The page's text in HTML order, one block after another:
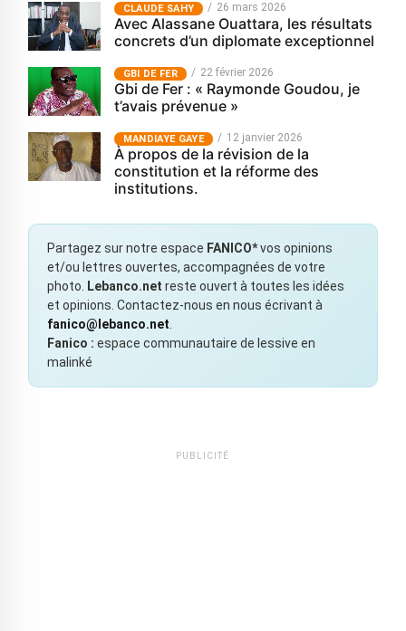
CLAUDE SAHY 26 mars 2026
Avec Alassane Ouattara, les résultats
concrets d’un diplomate exceptionnel
GBI DE FER 22 février 2026
Gbi de Fer : « Raymonde Goudou, je
t’avais prévenue »
MANDIAYE GAYE 12 janvier 2026
À propos de la révision de la
constitution et la réforme des
institutions.
Partagez sur notre espace FANICO*vos opinions
et/ou lettres ouvertes, accompagnées de votre
photo.
Lebanco.net reste ouvert à toutes les idées
et opinions. Contactez-nous en nous écrivant à
fanico@lebanco.net
Fanico : espace communautaire de lessive en
malinké
PUBLICITÉ